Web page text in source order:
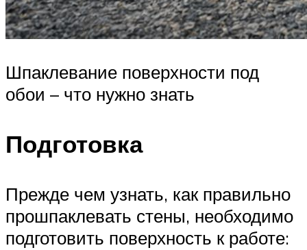
Шпаклевание поверхности под
обои – что нужно знать
Подготовка
Прежде чем узнать, как правильно
прошпаклевать стены, необходимо
подготовить поверхность к работе: